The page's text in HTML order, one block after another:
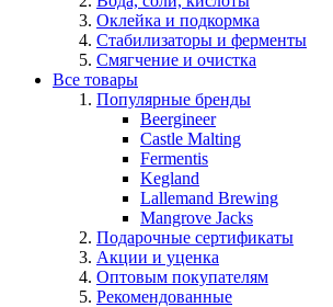
Оклейка и подкормка
Стабилизаторы и ферменты
Смягчение и очистка
Все товары
Популярные бренды
Beergineer
Castle Malting
Fermentis
Kegland
Lallemand Brewing
Mangrove Jacks
Подарочные сертификаты
Акции и уценка
Оптовым покупателям
Рекомендованные